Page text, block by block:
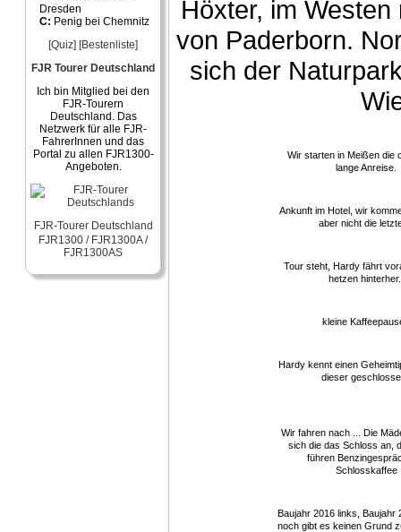
Dresden
C: Penig bei Chemnitz
[Quiz] [Bestenliste]
FJR Tourer Deutschland
Ich bin Mitglied bei den
FJR-Tourern
Deutschland. Das
Netzwerk für alle FJR-
FahrerInnen und das
Portal zu allen FJR1300-
Angeboten.
FJR-Tourer Deutschland
FJR1300 / FJR1300A /
FJR1300AS
Höxter, im
von Paderborn.
sich der
Wir starten in Meißen die
lange Anreise.
Ankunft im Hotel, wir
aber nicht die
Tour steht, Hardy fährt
hetzen
kleine
Hardy kennt einen
dieser
Wir fahren nach ... Die
sich die das Schloss an,
führen
Schlosskaffee
Baujahr 2016 links, Baujahr
noch gibt es keinen Grund